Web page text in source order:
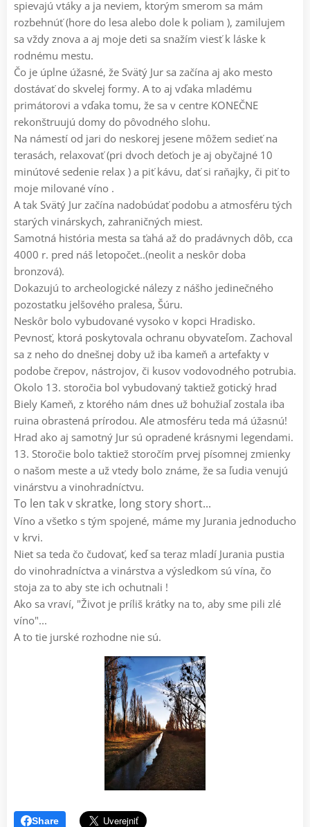
spievajú vtáky a ja neviem, ktorým smerom sa mám
rozbehnúť (hore do lesa alebo dole k poliam ), zamilujem
sa vždy znova a aj moje deti sa snažím viesť k láske k
rodnému mestu.
Čo je úplne úžasné, že Svätý Jur sa začína aj ako mesto
dostávať do skvelej formy. A to aj vďaka mladému
primátorovi a vďaka tomu, že sa v centre KONEČNE
rekonštruujú domy do pôvodného slohu.
Na námestí od jari do neskorej jesene môžem sedieť na
terasách, relaxovať (pri dvoch deťoch je aj obyčajné 10
minútové sedenie relax ) a piť kávu, dať si raňajky, či piť to
moje milované víno .
A tak Svätý Jur začína nadobúdať podobu a atmosféru tých
starých vinárskych, zahraničných miest.
Samotná história mesta sa ťahá až do pradávnych dôb, cca
4000 r. pred náš letopočet..(neolit a neskôr doba
bronzová).
Dokazujú to archeologické nálezy z nášho jedinečného
pozostatku jelšového pralesa, Šúru.
Neskôr bolo vybudované vysoko v kopci Hradisko.
Pevnosť, ktorá poskytovala ochranu obyvateľom. Zachoval
sa z neho do dnešnej doby už iba kameň a artefakty v
podobe črepov, nástrojov, či kusov vodovodného potrubia.
Okolo 13. storočia bol vybudovaný taktiež gotický hrad
Biely Kameň, z ktorého nám dnes už bohužiaľ zostala iba
ruina obrastená prírodou. Ale atmosféru teda má úžasnú!
Hrad ako aj samotný Jur sú opradené krásnymi legendami.
13. Storočie bolo taktiež storočím prvej písomnej zmienky
o našom meste a už vtedy bolo známe, že sa ľudia venujú
vinárstvu a vinohradníctvu.
To len tak v skratke, long story short...
Víno a všetko s tým spojené, máme my Jurania jednoducho
v krvi.
Niet sa teda čo čudovať, keď sa teraz mladí Jurania pustia
do vinohradníctva a vinárstva a výsledkom sú vína, čo
stoja za to aby ste ich ochutnali !
Ako sa vraví, "Život je príliš krátky na to, aby sme pili zlé
víno"...
A to tie jurské rozhodne nie sú.
Share